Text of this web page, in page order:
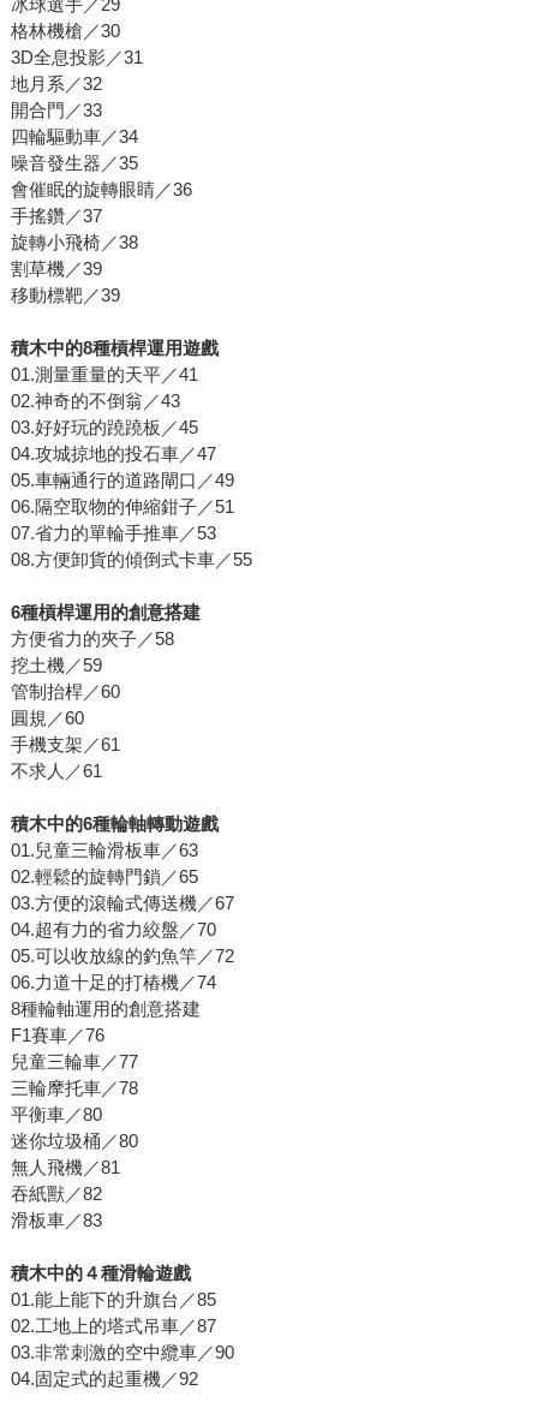
冰球選手／29
格林機槍／30
3D全息投影／31
地月系／32
開合門／33
四輪驅動車／34
噪音發生器／35
會催眠的旋轉眼睛／36
手搖鑽／37
旋轉小飛椅／38
割草機／39
移動標靶／39
積木中的8種槓桿運用遊戲
01.測量重量的天平／41
02.神奇的不倒翁／43
03.好好玩的蹺蹺板／45
04.攻城掠地的投石車／47
05.車輛通行的道路閘口／49
06.隔空取物的伸縮鉗子／51
07.省力的單輪手推車／53
08.方便卸貨的傾倒式卡車／55
6種槓桿運用的創意搭建
方便省力的夾子／58
挖土機／59
管制抬桿／60
圓規／60
手機支架／61
不求人／61
積木中的6種輪軸轉動遊戲
01.兒童三輪滑板車／63
02.輕鬆的旋轉門鎖／65
03.方便的滾輪式傳送機／67
04.超有力的省力絞盤／70
05.可以收放線的釣魚竿／72
06.力道十足的打樁機／74
8種輪軸運用的創意搭建
F1賽車／76
兒童三輪車／77
三輪摩托車／78
平衡車／80
迷你垃圾桶／80
無人飛機／81
吞紙獸／82
滑板車／83
積木中的４種滑輪遊戲
01.能上能下的升旗台／85
02.工地上的塔式吊車／87
03.非常刺激的空中纜車／90
04.固定式的起重機／92